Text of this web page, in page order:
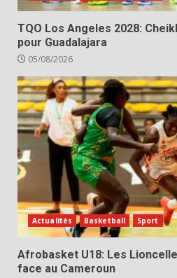
TQO Los Angeles 2028:
pour Guadalajara
05/08/2026
Actualités Basketball Sport
Afrobasket U18: Les
face au Cameroun